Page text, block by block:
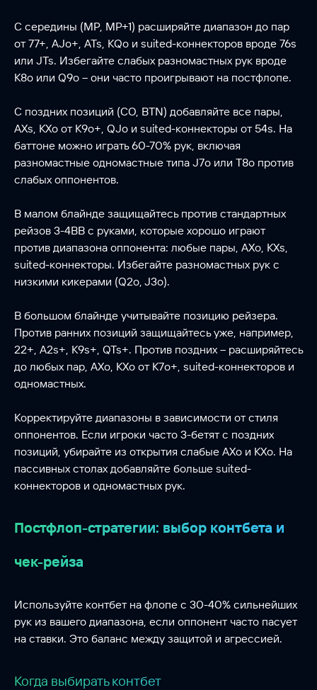
С середины (MP, MP+1) расширяйте диапазон до пар
от 77+, AJo+, ATs, KQo и suited-коннекторов вроде 76s
или JTs. Избегайте слабых разномастных рук вроде
K8o или Q9o – они часто проигрывают на постфлопе.
С поздних позиций (CO, BTN) добавляйте все пары,
AXs, KXo от K9o+, QJo и suited-коннекторы от 54s. На
баттоне можно играть 60-70% рук, включая
разномастные одномастные типа J7o или T8o против
слабых оппонентов.
В малом блайнде защищайтесь против стандартных
рейзов 3-4BB с руками, которые хорошо играют
против диапазона оппонента: любые пары, AXo, KXs,
suited-коннекторы. Избегайте разномастных рук с
низкими кикерами (Q2o, J3o).
В большом блайнде учитывайте позицию рейзера.
Против ранних позиций защищайтесь уже, например,
22+, A2s+, K9s+, QTs+. Против поздних – расширяйтесь
до любых пар, AXo, KXo от K7o+, suited-коннекторов и
одномастных.
Корректируйте диапазоны в зависимости от стиля
оппонентов. Если игроки часто 3-бетят с поздних
позиций, убирайте из открытия слабые AXo и KXo. На
пассивных столах добавляйте больше suited-
коннекторов и одномастных рук.
Постфлоп-стратегии: выбор контбета и
чек-рейза
Используйте контбет на флопе с 30-40% сильнейших
рук из вашего диапазона, если оппонент часто пасует
на ставки. Это баланс между защитой и агрессией.
Когда выбирать контбет